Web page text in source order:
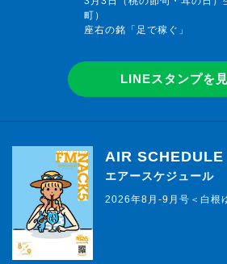
町）
座右の銘「足で稼ぐ」
LINEスタンプを
AIR SCHEDULE
エアースケジュール
2026年8月-9月号＜白根